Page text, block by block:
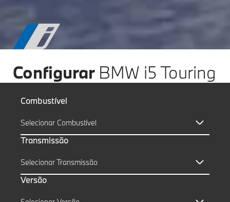
Configurar BMW i5 Touring
Combustível
Selecionar Combustível
Transmissão
Selecionar Transmissão
Versão